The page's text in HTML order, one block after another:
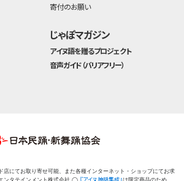
寄付のお願い
じゃぽマガジン
アイヌ語を贈るプロジェクト
音声ガイド（バリアフリー）
にてお取り寄せ可能、また各種インターネット・ショップにてお求
ンタテインメント株式会社 ◯ 『アイヌ神話集成』は限定商品のため、